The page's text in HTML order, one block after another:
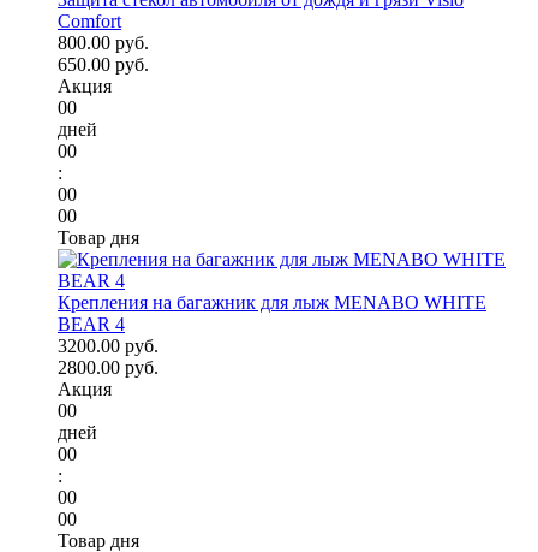
Comfort
800.00 руб.
650.00 руб.
Акция
00
дней
00
:
00
00
Товар дня
Крепления на багажник для лыж MENABO WHITE
BEAR 4
3200.00 руб.
2800.00 руб.
Акция
00
дней
00
:
00
00
Товар дня